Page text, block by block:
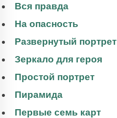
Вся правда
На опасность
Развернутый портрет
Зеркало для героя
Простой портрет
Пирамида
Первые семь карт